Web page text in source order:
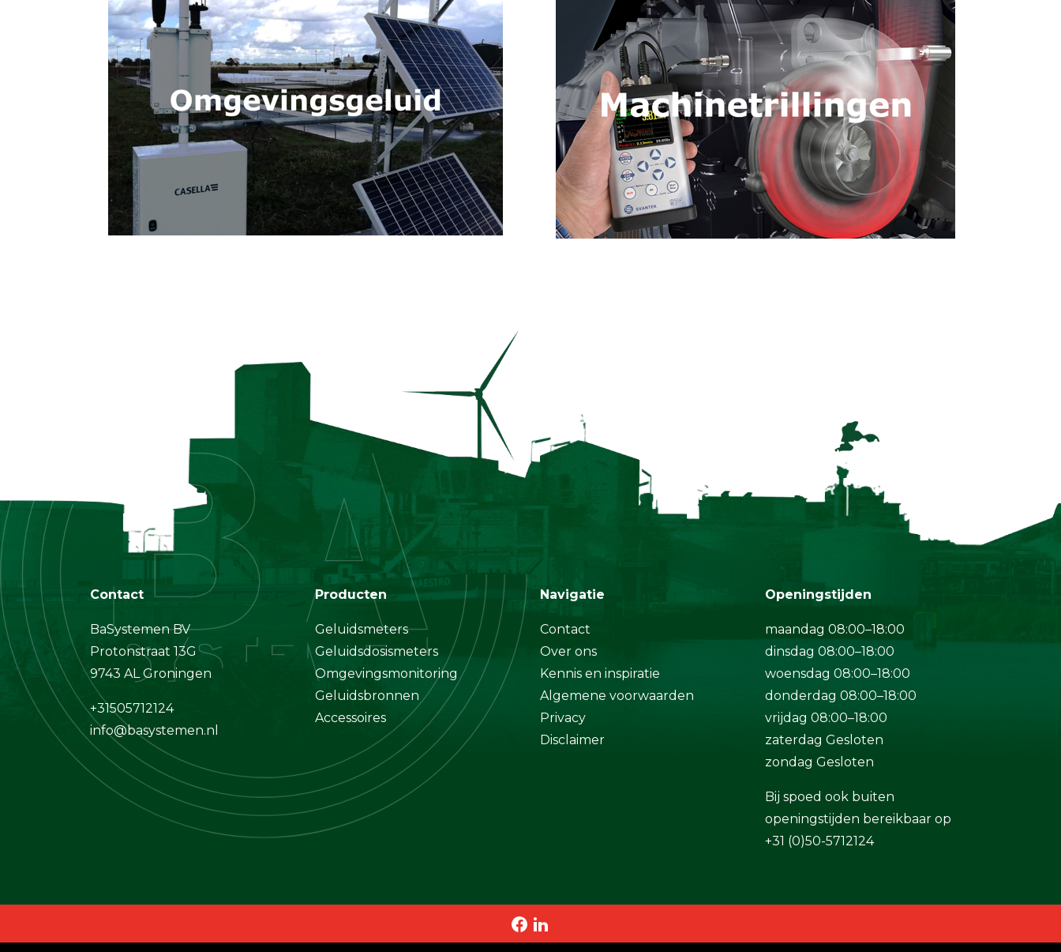
Contact
BaSystemen BV
Protonstraat 13G
9743 AL Groningen
+31505712124
info@basystemen.nl
Producten
Geluidsmeters
Geluidsdosismeters
Omgevingsmonitoring
Geluidsbronnen
Accessoires
Navigatie
Contact
Over ons
Kennis en inspiratie
Algemene voorwaarden
Privacy
Disclaimer
Openingstijden
maandag 08:00–18:00
dinsdag 08:00–18:00
woensdag 08:00–18:00
donderdag 08:00–18:00
vrijdag 08:00–18:00
zaterdag Gesloten
zondag Gesloten
Bij spoed ook buiten
openingstijden bereikbaar op
+31 (0)50-5712124